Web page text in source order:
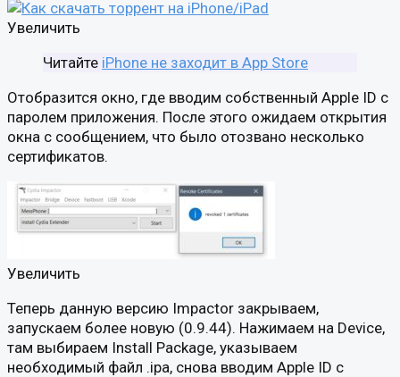
Увеличить
Читайте iPhone не заходит в App Store
Отобразится окно, где вводим собственный Apple ID с
паролем приложения. После этого ожидаем открытия
окна с сообщением, что было отозвано несколько
сертификатов.
Увеличить
Теперь данную версию Impactor закрываем,
запускаем более новую (0.9.44). Нажимаем на Device,
там выбираем Install Package, указываем
необходимый файл .ipa, снова вводим Apple ID с